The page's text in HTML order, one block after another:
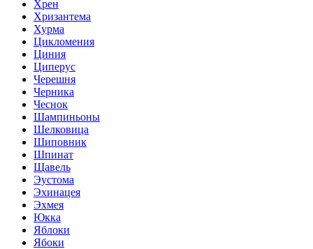
Хрен
Хризантема
Хурма
Цикломения
Циния
Циперус
Черешня
Черника
Чеснок
Шампиньоны
Шелковица
Шиповник
Шпинат
Щавель
Эустома
Эхинацея
Эхмея
Юкка
Яблоки
Ябоки